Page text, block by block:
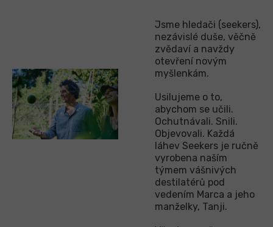
Jsme hledači (seekers),
nezávislé duše, věčně
zvědaví a navždy
otevření novým
myšlenkám.
Usilujeme o to,
abychom se učili.
Ochutnávali. Snili.
Objevovali. Každá
láhev Seekers je ručně
vyrobena naším
týmem vášnivých
destilatérů pod
vedením Marca a jeho
manželky, Tanji.